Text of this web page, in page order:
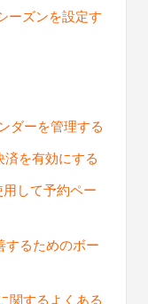
ーズンを設定す
ダーを管理する
を有効にする
して予約ペー
するためのボー